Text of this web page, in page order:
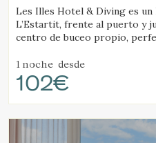
Les Illes Hotel & Diving es un
L’Estartit, frente al puerto y
centro de buceo propio,
1 noche desde
102€